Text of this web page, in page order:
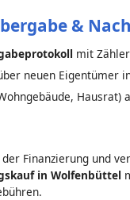
&
mit
neuen Eigentümer
Hausrat)
Finanzierung und
in Wolfenbüttel